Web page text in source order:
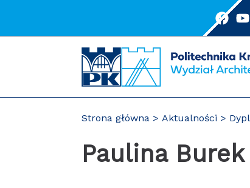
Strona główna Aktualności
Paulina Burek